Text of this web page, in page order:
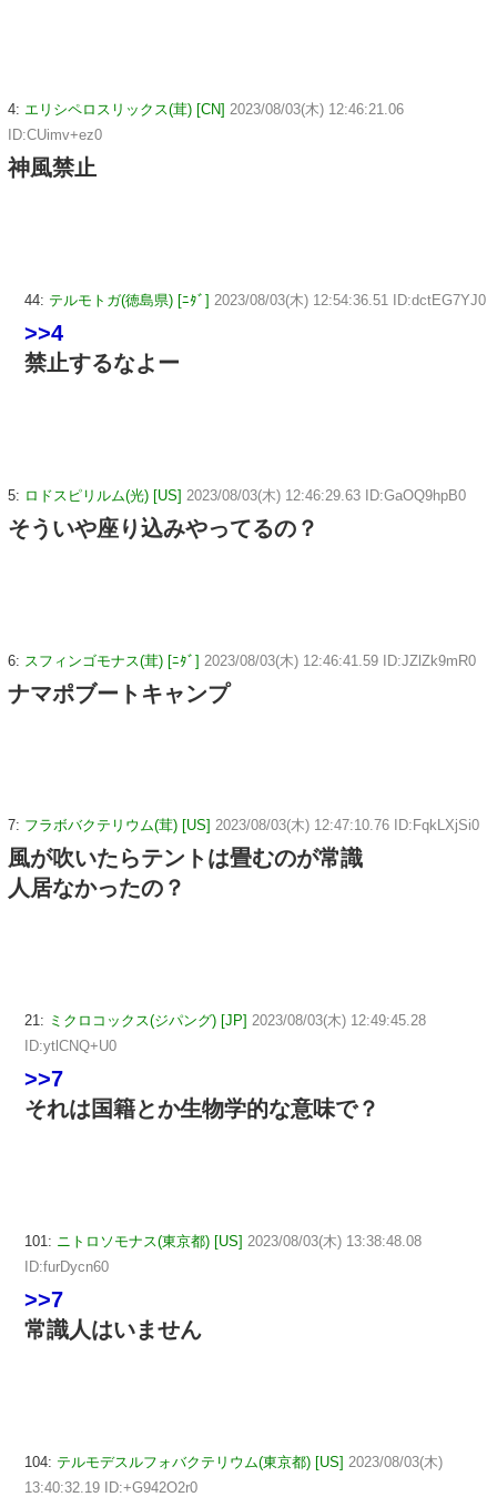
4: エリシペロスリックス(茸) [CN] 2023/08/03(木) 12:46:21.06
ID:CUimv+ez0
神風禁止
44: テルモトガ(徳島県) [ﾆﾀﾞ] 2023/08/03(木) 12:54:36.51 ID:dctEG7YJ0
>>4
禁止するなよー
5: ロドスピリルム(光) [US] 2023/08/03(木) 12:46:29.63 ID:GaOQ9hpB0
そういや座り込みやってるの？
6: スフィンゴモナス(茸) [ﾆﾀﾞ] 2023/08/03(木) 12:46:41.59 ID:JZlZk9mR0
ナマポブートキャンプ
7: フラボバクテリウム(茸) [US] 2023/08/03(木) 12:47:10.76 ID:FqkLXjSi0
風が吹いたらテントは畳むのが常識
人居なかったの？
21: ミクロコックス(ジパング) [JP] 2023/08/03(木) 12:49:45.28
ID:ytlCNQ+U0
>>7
それは国籍とか生物学的な意味で？
101: ニトロソモナス(東京都) [US] 2023/08/03(木) 13:38:48.08
ID:furDycn60
>>7
常識人はいません
104: テルモデスルフォバクテリウム(東京都) [US] 2023/08/03(木)
13:40:32.19 ID:+G942O2r0